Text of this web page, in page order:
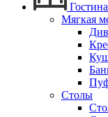
Мягкая
Столы